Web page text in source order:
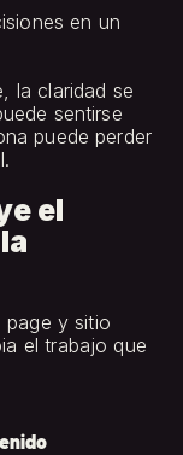
en un
la claridad se
sentirse
puede perder
el
page y sitio
el trabajo que